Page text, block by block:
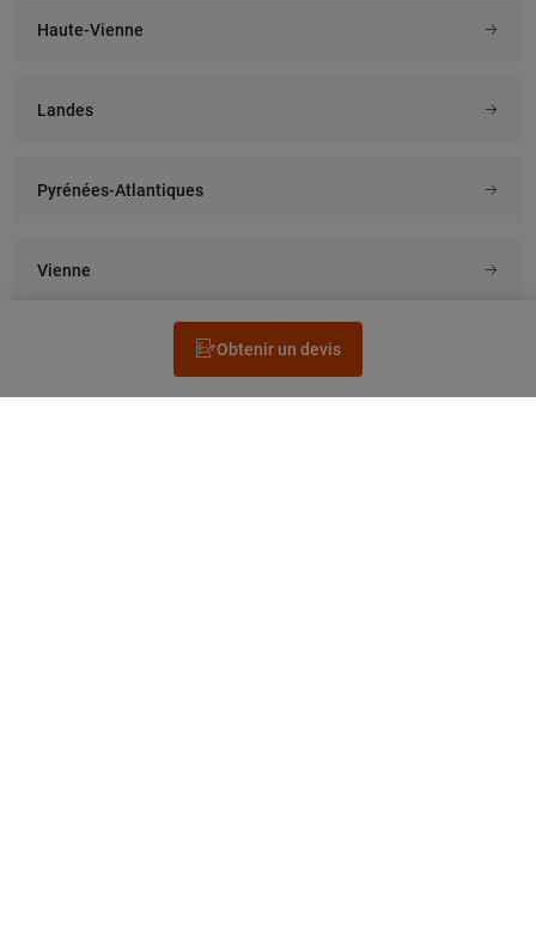
Obtenir un devis
Haute-Vienne
Landes
Pyrénées-Atlantiques
Vienne